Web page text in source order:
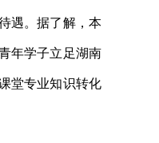
遇。据了解，本
年学子立足湖南
堂专业知识转化